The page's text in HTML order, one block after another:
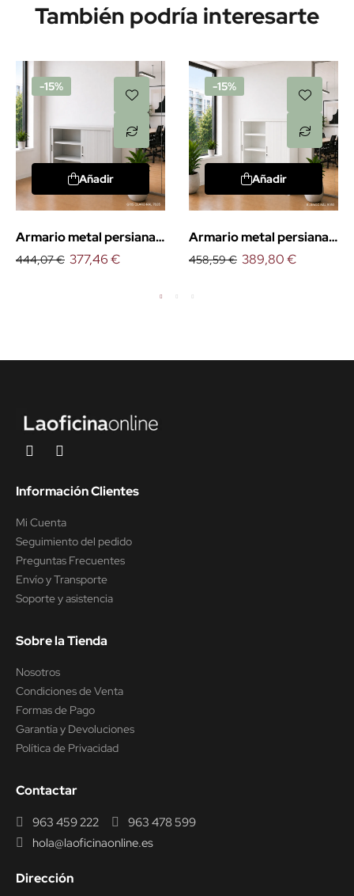
También podría interesarte
-15%
Añadir
Armario metal persiana
vertical 105cm.
444,07 € 377,46 €
-15%
Añadir
Armario metal persiana
vertical 145cm.
458,59 € 389,80 €
Información Clientes
Mi Cuenta
Seguimiento del pedido
Preguntas Frecuentes
Envío y Transporte
Soporte y asistencia
Sobre la Tienda
Nosotros
Condiciones de Venta
Formas de Pago
Garantía y Devoluciones
Política de Privacidad
Contactar
963 459 222
963 478 599
hola@laoficinaonline.es
Dirección